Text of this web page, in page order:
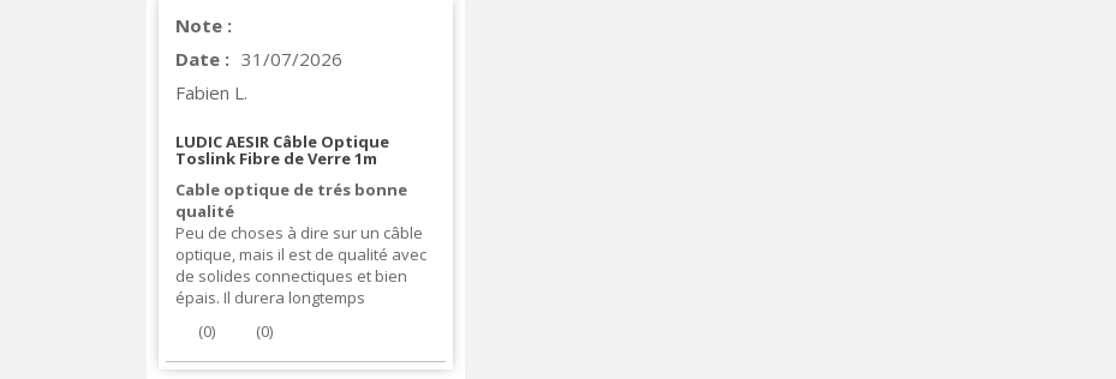
Note :
Date : 31/07/2026
Fabien L.
LUDIC AESIR Câble Optique
Toslink Fibre de Verre 1m
Cable optique de trés bonne
qualité
Peu de choses à dire sur un câble
optique, mais il est de qualité avec
de solides connectiques et bien
épais. Il durera longtemps
(0) (0)